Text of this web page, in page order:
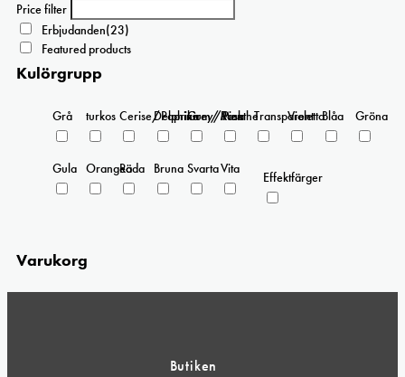
Price filter
Erbjudanden(23)
Featured products
Kulörgrupp
Grå turkos Cerise/Paprika
Delphinium/Menthe
Grey/Pink
Rosa Transparent
ViolettaBlåa Gröna
Gula OrangeaRöda Bruna SvartaVita
Effektfärger
Varukorg
Butiken